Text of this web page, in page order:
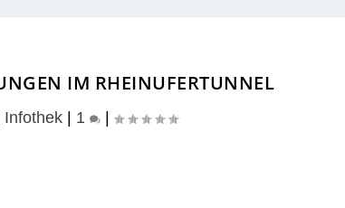
IM RHEINUFERTUNNEL
Infothek 1 |